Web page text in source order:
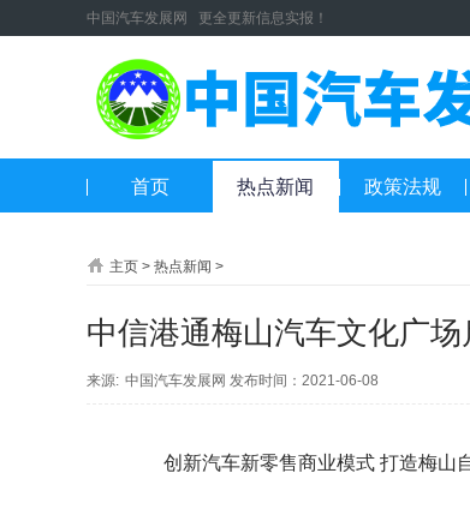
中国汽车发展网 更全更新信息实报！
首页 热点新闻 政策法规
主页 > 热点新闻 >
中信港通梅山汽车文化广
来源: 中国汽车发展网 发布时间：2021-06-08
创新汽车新零售商业模式 打造梅山